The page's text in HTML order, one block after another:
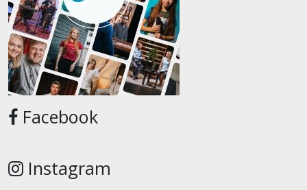
Facebook
Instagram